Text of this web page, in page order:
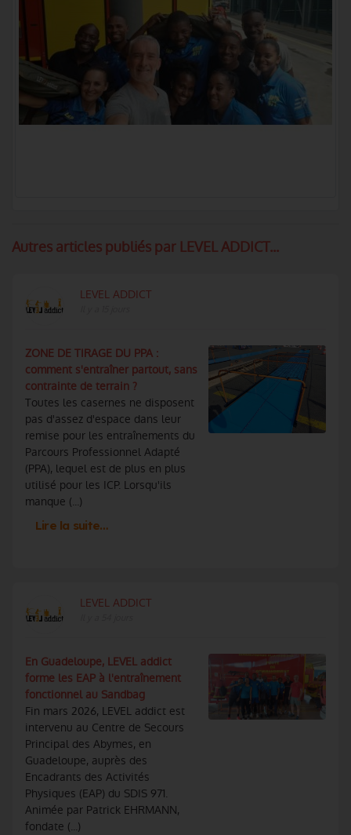
Autres articles publiés par LEVEL ADDICT...
LEVEL ADDICT
ZONE DE TIRAGE DU PPA :
comment s'entraîner partout, sans
contrainte de terrain ?
Toutes les casernes ne disposent
pas d'assez d'espace dans leur
remise pour les entraînements du
Parcours Professionnel Adapté
(PPA), lequel est de plus en plus
utilisé pour les ICP. Lorsqu'ils
manque (...)
Lire la suite…
LEVEL ADDICT
En Guadeloupe, LEVEL addict
forme les EAP à l'entraînement
fonctionnel au Sandbag
Fin mars 2026, LEVEL addict est
intervenu au Centre de Secours
Principal des Abymes, en
Guadeloupe, auprès des
Encadrants des Activités
Physiques (EAP) du SDIS 971.
Animée par Patrick EHRMANN,
fondate (...)